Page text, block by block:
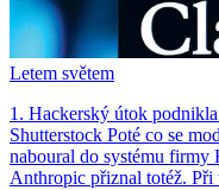
Letem světem
1. Hackerský útok
Shutterstock Poté co se
naboural do systému firmy
Anthro­pic přiznal totéž. Při